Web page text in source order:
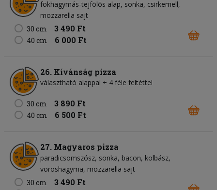
fokhagymás-tejfölös alap sonka csirkemell
mozzarella sajt
30 cm
3 490 Ft
40 cm 6 000 Ft
26. Kívánság pizza
választható alappal + 4 féle feltéttel
30 cm 3 890 Ft
40 cm 6 500 Ft
27. Magyaros pizza
paradicsomszósz sonka bacon kolbász
vöröshagyma mozzarella sajt
30 cm
3 490 Ft